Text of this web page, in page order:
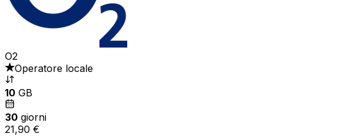
O2
Operatore locale
10 GB
30 giorni
21,90 €